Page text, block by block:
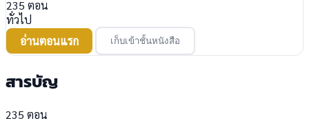
235 ตอน
ทั่วไป
อ่านตอนแรก
เก็บเข้าชั้นหนังสือ
สารบัญ
235 ตอน